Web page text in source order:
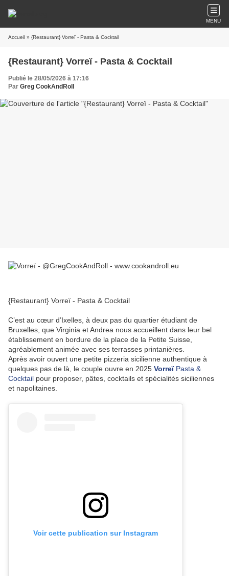
MENU
Accueil » {Restaurant} Vorreï - Pasta & Cocktail
{Restaurant} Vorreï - Pasta & Cocktail
Publié le 28/05/2026 à 17:16
Par Greg CookAndRoll
{Restaurant} Vorreï - Pasta & Cocktail
C’est au cœur d’Ixelles, à deux pas du quartier étudiant de
Bruxelles, que Virginia et Andrea nous accueillent dans leur bel
établissement en bordure de la place de la Petite Suisse,
agréablement animée avec ses terrasses printanières.
Après avoir ouvert une petite pizzeria sicilienne authentique à
quelques pas de là, le couple ouvre en 2025 VorreïPasta &
Cocktail pour proposer, pâtes, cocktails et spécialités siciliennes
et napolitaines.
Voir cette publication sur Instagram